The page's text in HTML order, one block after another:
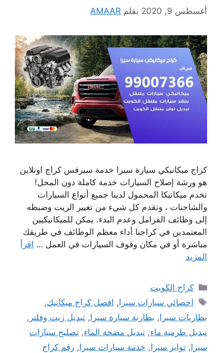
أغسطس 9, 2020 بقلم AMAAR
كراج ميكانيكي سيارة سيرا خدمة سيرفس كراج اونلاين
هو ورشة إصلاح السيارات خدمة كاملة دون المحل!
تخدم ميكانيكا المحمول لدينا جميع أنواع السيارات
والشاحنات ، وتقدم كل شيء من تغيير الزيت وضبطه
إلى وظائف الفرامل وعدم البدء. يمكن للميكانيكيين
المعتمدين في كراجنا أداء معظم الوظائف في طريقك
مباشرة أو في مكان وقوف السيارات في العمل … اقرأ
المزيد
التصنيفات
كراج الكويت
الوسوم
اخصائي سيارات سيرا , افصل كراج ميكانيك,
بطاريات سيرا , بطارية سيارة سيرا , تبديل زيت وفلتر ,
تبديل طرمية ماء, تبديل مضخة الماء, تصليح سيارات
سيرا , تواير سيرا , خدمة سيارات سيرا , رقم كراج